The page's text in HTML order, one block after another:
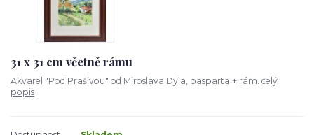
31 x 31 cm včetně rámu
Akvarel "Pod Prašivou" od Miroslava Dyla, pasparta + rám. celý
popis